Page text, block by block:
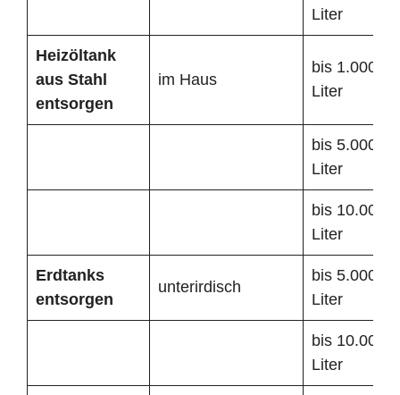
Liter
Heizöltank
aus Stahl
entsorgen
im Haus
bis 1.000
Liter
bis 5.000
Liter
bis 10.000
Liter
Erdtanks
entsorgen
unterirdisch
bis 5.000
Liter
bis 10.000
Liter